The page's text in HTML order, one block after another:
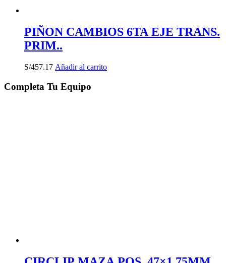
PIÑON CAMBIOS 6TA EJE TRANS.
PRIM..
S/457.17 Añadir al carrito
Completa Tu Equipo